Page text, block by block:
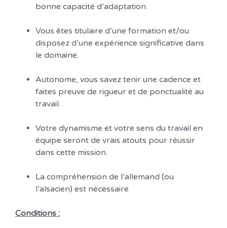
bonne capacité d’adaptation.
Vous êtes titulaire d’une formation et/ou
disposez d’une expérience significative dans
le domaine.
Autonome, vous savez tenir une cadence et
faites preuve de rigueur et de ponctualité au
travail.
Votre dynamisme et votre sens du travail en
équipe seront de vrais atouts pour réussir
dans cette mission.
La compréhension de l’allemand (ou
l’alsacien) est nécessaire
Conditions :